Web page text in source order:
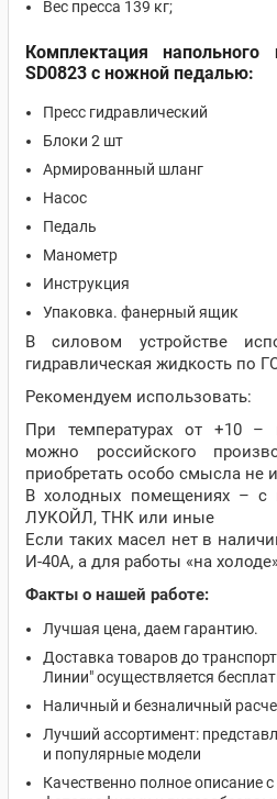
Вес пресса 139 кг;
Комплектация напольного
SD0823 с ножной педалью:
Пресс гидравлический
Блоки 2 шт
Армированный шланг
Насос
Педаль
Манометр
Инструкция
Упаковка. фанерный ящик
В силовом устройстве
гидравлическая жидкость по
Рекомендуем использовать:
При температурах от +10 –
можно российского
приобретать особо смысла не
В холодных помещениях – с
ЛУКОЙЛ, ТНК или иные
Если таких масел нет в
И-40А, а для работы «на
Факты о нашей работе:
Лучшая цена, даем гарантию.
Доставка товаров до
Линии" осуществляется
Наличный и безналичный
Лучший ассортимент:
и популярные модели
Качественно полное описание